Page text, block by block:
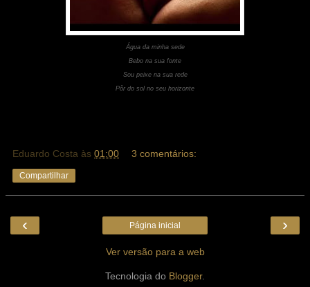
Água da minha sede
Bebo na sua fonte
Sou peixe na sua rede
Pôr do sol no seu horizonte
Eduardo Costa às 01:00 3 comentários:
Compartilhar
‹ ›
Página inicial
Ver versão para a web
Tecnologia do Blogger.